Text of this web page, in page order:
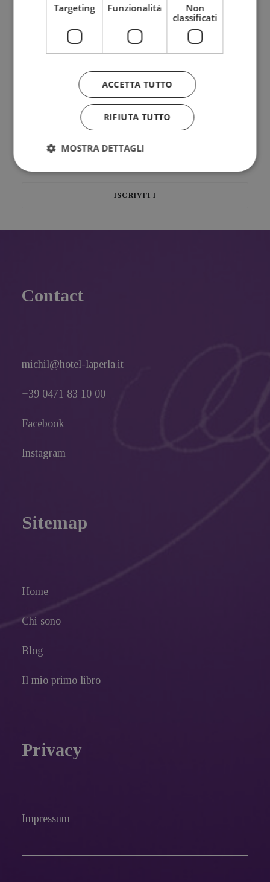
Iscriviti alla mia Newsletter
Bimensile
Riflessioni, provocazioni, bellezza da condividere insieme
Ho letto e accetto l'Informativa sul trattamento dei
Contact
michil@hotel-laperla.it
+39 0471 83 10 00
Facebook
Instagram
Sitemap
Home
Chi sono
Blog
Il mio primo libro
Privacy
Impressum
Targeting Funzionalità
Non
classificati
ACCETTA TUTTO
RIFIUTA TUTTO
MOSTRA DETTAGLI